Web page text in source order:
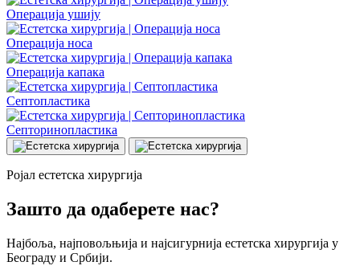
Операција ушију
Операција носа
Операција капака
Септопластика
Септоринопластика
Ројал естетска хирургија
Зашто да одаберете нас?
Најбоља, најповољњија и најсигурнија естетска хирургија у
Београду и Србији.